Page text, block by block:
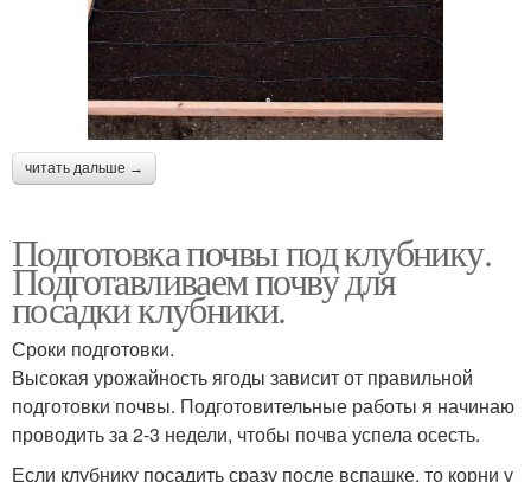
читать дальше →
Подготовка почвы под клубнику.
Подготавливаем почву для
посадки клубники.
Сроки подготовки.
Высокая урожайность ягоды зависит от правильной
подготовки почвы. Подготовительные работы я начинаю
проводить за 2-3 недели, чтобы почва успела осесть.
Если клубнику посадить сразу после вспашке, то корни у